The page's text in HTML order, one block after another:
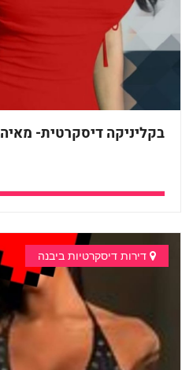
בקליניקה דיסקרטית- מאיה
דירות דיסקרטיות ביבנה